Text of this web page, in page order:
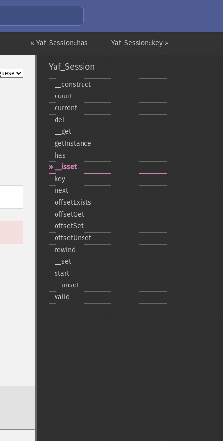
Yaf_Session::key »
« Yaf_Session::has
Yaf_Session
_​_​construct
count
current
del
_​_​get
getInstance
has
_​_​isset
key
next
offsetExists
offsetGet
offsetSet
offsetUnset
rewind
_​_​set
start
_​_​unset
valid